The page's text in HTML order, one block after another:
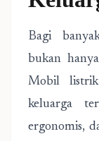
Bagi
bukan
Mobil
keluarga
ergonomis,